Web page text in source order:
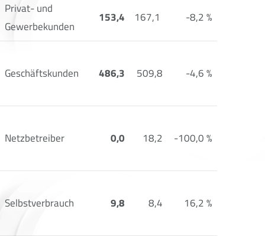
Privat- und
Gewerbekunden
153,4 167,1 -8,2 %
Geschäftskunden 486,3 509,8 -4,6 %
Netzbetreiber 0,0 18,2 -100,0 %
Selbstverbrauch 9,8 8,4 16,2 %